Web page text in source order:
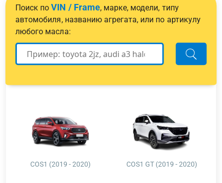
Поиск поVIN / Frame, марке, модели, типу
автомобиля, названию агрегата, или по артикулу
любого масла:
COS1 (2019 - 2020) COS1 GT (2019 - 2020)